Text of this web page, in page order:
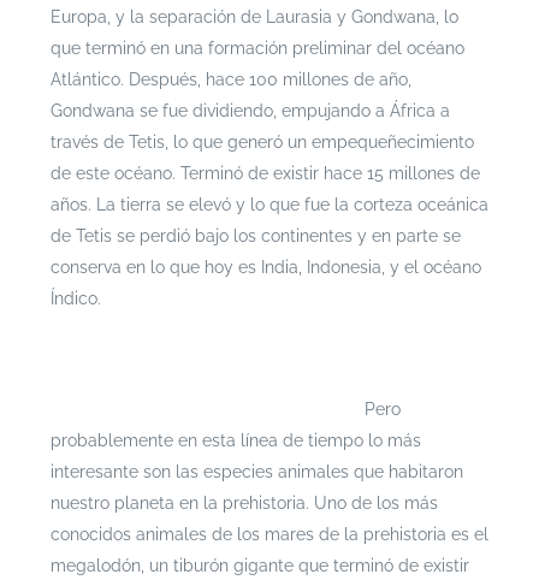
Europa, y la separación de Laurasia y Gondwana, lo
que terminó en una formación preliminar del océano
Atlántico. Después, hace 100 millones de año,
Gondwana se fue dividiendo, empujando a África a
través de Tetis, lo que generó un empequeñecimiento
de este océano. Terminó de existir hace 15 millones de
años. La tierra se elevó y lo que fue la corteza oceánica
de Tetis se perdió bajo los continentes y en parte se
conserva en lo que hoy es India, Indonesia, y el océano
Índico.
Pero
probablemente en esta línea de tiempo lo más
interesante son las especies animales que habitaron
nuestro planeta en la prehistoria. Uno de los más
conocidos animales de los mares de la prehistoria es el
megalodón, un tiburón gigante que terminó de existir